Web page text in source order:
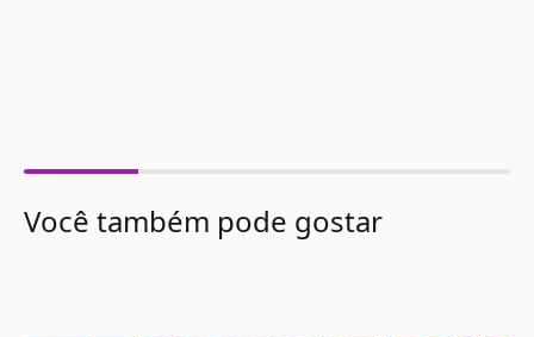
Você também pode gostar